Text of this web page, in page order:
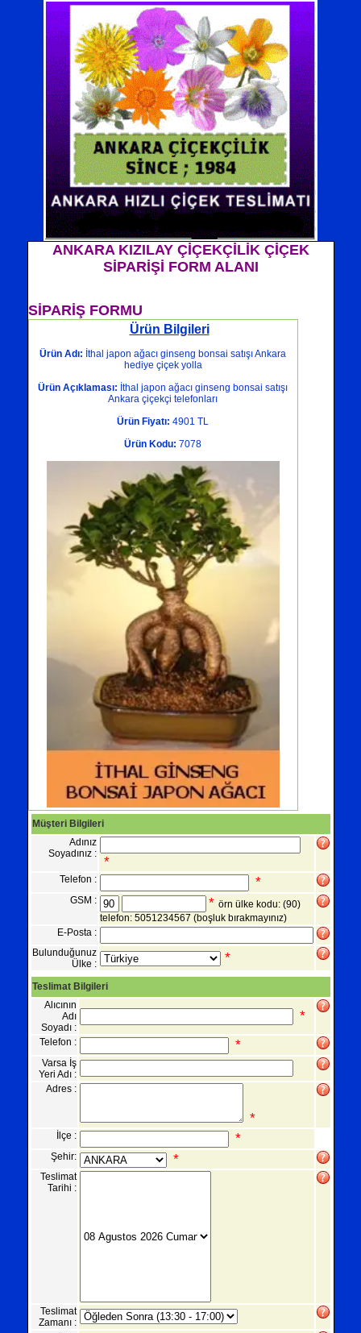
ANKARA KIZILAY ÇİÇEKÇİLİK ÇİÇEK
SİPARİŞİ FORM ALANI
SİPARİŞ FORMU
Ürün Bilgileri
Ürün Adı: İthal japon ağacı ginseng bonsai satışı Ankara
hediye çiçek yolla
Ürün Açıklaması: İthal japon ağacı ginseng bonsai satışı
Ankara çiçekçi telefonları
Ürün Fiyatı: 4901 TL
Ürün Kodu: 7078
Müşteri Bilgileri
Adınız
Soyadınız :
*
Telefon : *
GSM : * örn ülke kodu: (90)
telefon: 5051234567 (boşluk bırakmayınız)
E-Posta :
Bulunduğunuz
Ülke :
*
Teslimat Bilgileri
Alıcının
Adı
Soyadı :
*
Telefon : *
Varsa İş
Yeri Adı :
Adres :
*
İlçe : *
Şehir: *
Teslimat
Tarihi :
Teslimat
Zamanı :